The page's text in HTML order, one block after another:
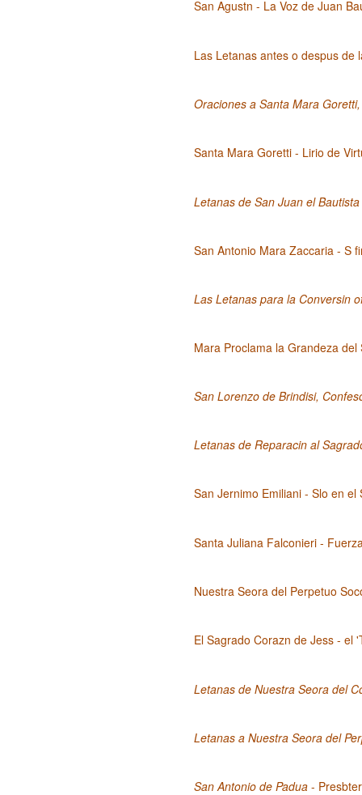
San Agustn - La Voz de Juan
Las Letanas antes o despus de
Oraciones a Santa Mara
Santa Mara Goretti - Lirio de
Letanas de San Juan el
San Antonio Mara Zaccaria - S
Las Letanas para la Conversin
Mara Proclama la Grandeza
San Lorenzo de Brindisi,
Letanas de Reparacin al
San Jernimo Emiliani - Slo en
Santa Juliana Falconieri -
Nuestra Seora del Perpetuo
El Sagrado Corazn de Jess - el
Letanas de Nuestra Seora del
Letanas a Nuestra Seora del
San Antonio de Padua -